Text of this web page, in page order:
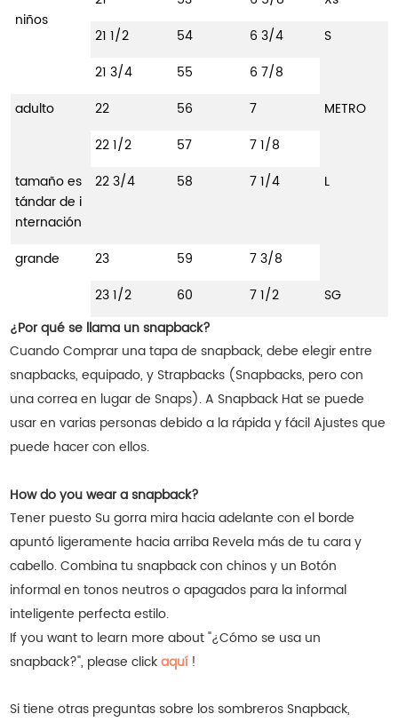
niños
21 1/2
54 6 3/4
S
21 3/4
55
6 7/8
adulto
22 56 7
METRO
22 1/2
57
7 1/8
tamaño es
tándar de i
nternación
22 3/4 58 7 1/4 L
grande 23 59
7 3/8
23 1/2
60 7 1/2
SG
¿Por qué se llama un snapback?
Cuando Comprar una tapa de snapback, debe elegir entre
snapbacks, equipado, y Strapbacks (Snapbacks, pero con
una correa en lugar de Snaps). A Snapback Hat se puede
usar en varias personas debido a la rápida y fácil Ajustes que
puede hacer con ellos.
How do you wear a snapback?
Tener puesto Su gorra mira hacia adelante con el borde
apuntó ligeramente hacia arriba Revela más de tu cara y
cabello. Combina tu snapback con chinos y un Botón
informal en tonos neutros o apagados para la informal
inteligente perfecta estilo.
If you want to learn more about "¿Cómo se usa un
snapback?", please clickaquí !
Si tiene otras preguntas sobre los sombreros Snapback,